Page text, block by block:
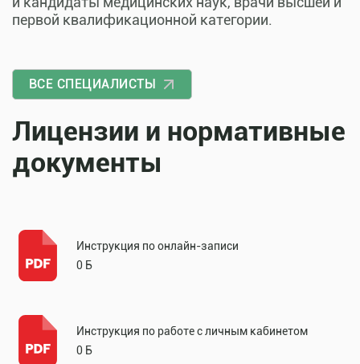
первой квалификационной категории.
ВСЕ СПЕЦИАЛИСТЫ
Лицензии и нормативные
документы
Инструкция по онлайн-записи
0 Б
Инструкция по работе с личным кабинетом
0 Б